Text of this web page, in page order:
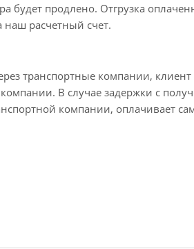
будет продлено. Отгрузка
наш расчетный счет.
транспортные компании,
В случае задержки с
компании, оплачивает